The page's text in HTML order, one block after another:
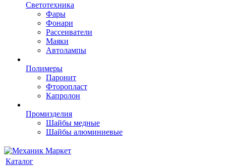
Светотехника
Фары
Фонари
Рассеиватели
Маяки
Автолампы
Полимеры
Паронит
Фторопласт
Капролон
Промизделия
Шайбы медные
Шайбы алюминиевые
Каталог